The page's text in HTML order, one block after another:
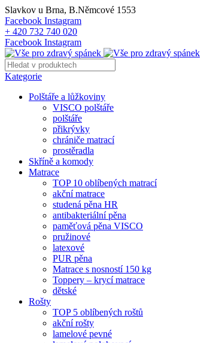
Slavkov u Brna, B.Němcové 1553
Facebook Instagram
+ 420 732 740 020
Facebook Instagram
Kategorie
Polštáře a lůžkoviny
VISCO polštáře
polštáře
přikrývky
chrániče matrací
prostěradla
Skříně a komody
Matrace
TOP 10 oblíbených matrací
akční matrace
studená pěna HR
antibakteriální pěna
paměťová pěna VISCO
pružinové
latexové
PUR pěna
Matrace s nosností 150 kg
Toppery – krycí matrace
dětské
Rošty
TOP 5 oblíbených roštů
akční rošty
lamelové pevné